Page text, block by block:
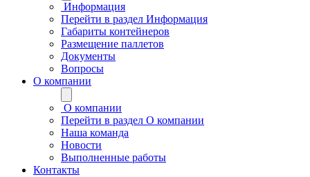
Информация
Перейти в раздел Информация
Габариты контейнеров
Размещение паллетов
Документы
Вопросы
О компании
О компании
Перейти в раздел О компании
Наша команда
Новости
Выполненные работы
Контакты